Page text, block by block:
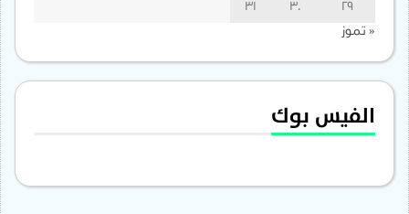
29
30
31
« تموز
الفيس بوك